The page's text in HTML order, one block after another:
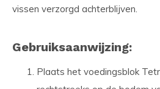
vissen verzorgd achterblijven.
Gebruiksaanwijzing:
Plaats het voedingsblok